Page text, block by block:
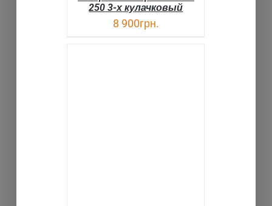
250 3-х кулачковый
8 900грн.